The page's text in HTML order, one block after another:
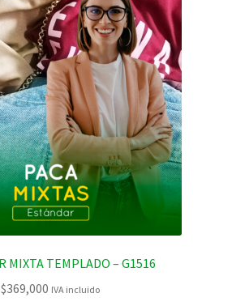
MIXTA TEMPLADO – G1516
$369,000 IVA incluido